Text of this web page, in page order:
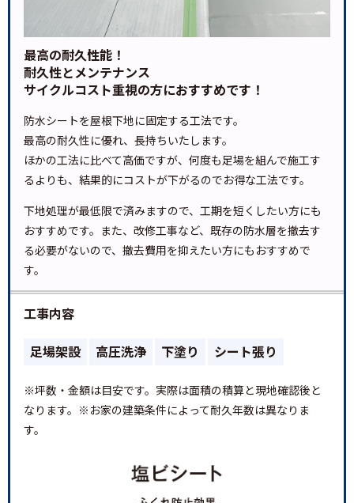
最高の耐久性能！
耐久性とメンテナンス
サイクルコスト重視の方におすすめです！
防水シートを屋根下地に固定する工法です。
最高の耐久性に優れ、長持ちいたします。
ほかの工法に比べて高価ですが、何度も足場を組んで施工す
るよりも、結果的にコストが下がるのでお得な工法です。
下地処理が最低限で済みますので、工期を短くしたい方にも
おすすめです。また、改修工事など、既存の防水層を撤去す
る必要がないので、撤去費用を抑えたい方にもおすすめで
す。
工事内容
足場架設 高圧洗浄 下塗り シート張り
※坪数・金額は目安です。実際は面積の積算と現地確認後と
なります。※お家の建築条件によって耐久年数は異なりま
す。